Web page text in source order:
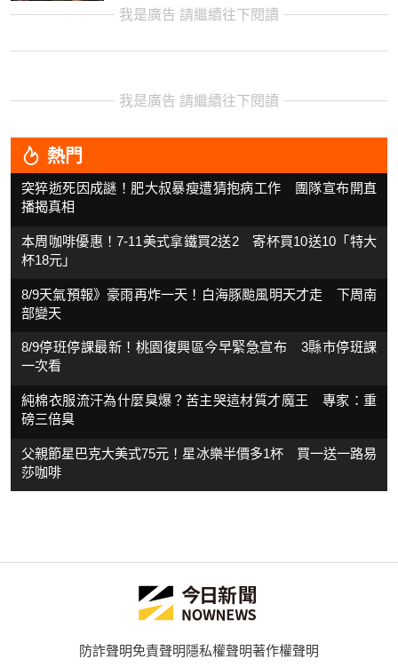
我是廣告 請繼續往下閱讀
我是廣告 請繼續往下閱讀
熱門
突猝逝死因成謎！肥大叔暴瘦遭猜抱病工作 團隊宣布開直
播揭真相
本周咖啡優惠！7-11美式拿鐵買2送2 寄杯買10送10「特大
杯18元」
8/9天氣預報》豪雨再炸一天！白海豚颱風明天才走 下周南
部變天
8/9停班停課最新！桃園復興區今早緊急宣布 3縣市停班課
一次看
純棉衣服流汗為什麼臭爆？苦主哭這材質才魔王 專家：重
磅三倍臭
父親節星巴克大美式75元！星冰樂半價多1杯 買一送一路易
莎咖啡
防詐聲明免責聲明隱私權聲明著作權聲明